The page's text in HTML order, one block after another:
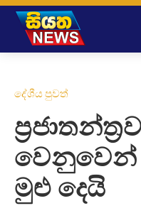
දේශීය පුවත්
මුළු දෙයි